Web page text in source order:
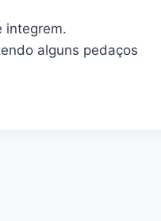
integrem.
alguns pedaços